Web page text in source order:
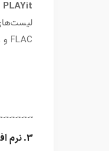
PLAYit
FLAC و غیره پشتیبانی می‌کند.
3. نرم افزار Archos Video Player